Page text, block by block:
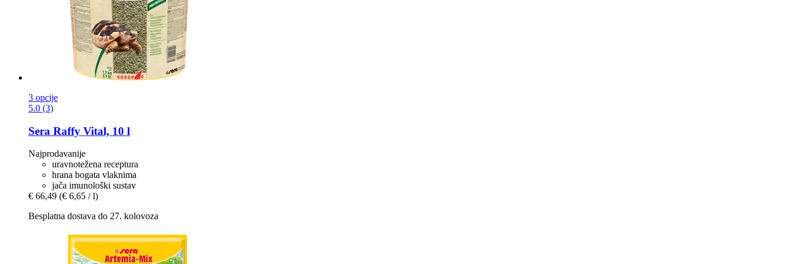
3 opcije
5.0 (3)
Sera Raffy Vital, 10 l
Najprodavanije
uravnotežena receptura
hrana bogata vlaknima
jača imunološki sustav
€ 66,49 (€ 6,65 / l)
Besplatna dostava do 27. kolovoza